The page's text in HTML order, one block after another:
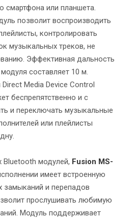
смартфона или планшета.
позволит воспроизводить
контролировать
музыкальных треков, не
Эффективная дальность
составляет 10 м.
Media Device Control
беспрепятственно и с
и переключать музыкальные
или плейлисты
Bluetooth модулей, Fusion MS-
имеет встроенную
замыканий и перепадов
прослушивать любимую
Модуль поддерживает